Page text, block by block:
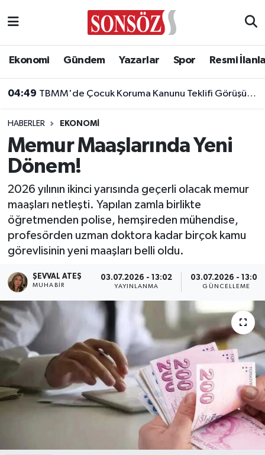
Ekonomi Gündem Yazarlar Spor Resmi
04:49 TBMM'de Çocuk Koruma Kanunu Teklifi Görüşüldü: Genel Kurul Tamamlandı!
HABERLER EKONOMI
Memur Maaşlarında Yeni
Dönem!
2026 yılının ikinci yarısında geçerli olacak memur
maaşları netleşti. Yapılan zamla birlikte
öğretmenden polise, hemşireden mühendise,
profesörden uzman doktora kadar birçok kamu
görevlisinin yeni maaşları belli oldu.
ŞEVVAL ATEŞ
MUHABIR
03.07.2026 - 13:02
YAYINLANMA
03.07.2026 - 13:02
GÜNCELLEME
Asayiş
Çevre
Diğer
Dünya
Eğitim
Ekonomi
Eleman
Emlak
Gündem
Gurme
Ankara Nöbetçi Eczaneler
Ankara Trafik Yoğunluk Haritası
Süper Lig Puan Durumu ve Fikstür
Tüm Manşetler
Son Dakika Haberleri
Haber Arşivi